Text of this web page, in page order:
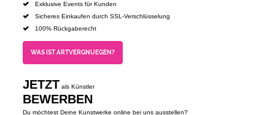
Exklusive Events für Kunden
Sicheres Einkaufen durch SSL-Verschlüsselung
100% Rückgaberecht
WAS IST ARTVERGNUEGEN?
JETZT als Künstler
BEWERBEN
Du möchtest Deine Kunstwerke online bei uns ausstellen?